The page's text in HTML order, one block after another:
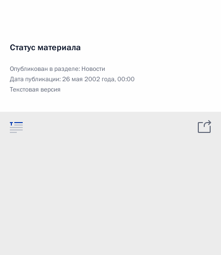
Статус материала
Опубликован в разделе: Новости
Дата публикации:26 мая 2002 года, 00:00
Текстовая версия